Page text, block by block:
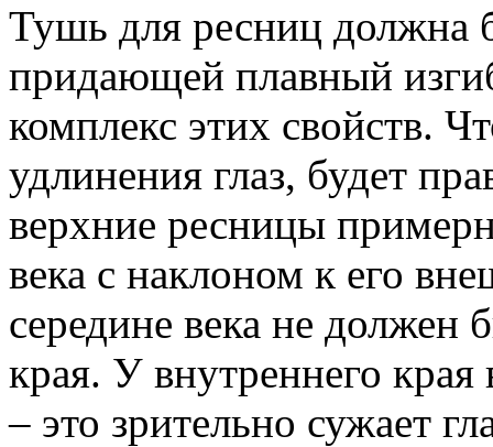
Тушь для ресниц должна
придающей плавный
комплекс этих свойств.
удлинения глаз, будет
верхние ресницы
века с наклоном к его
середине века не должен
края. У внутреннего края
– это зрительно сужает